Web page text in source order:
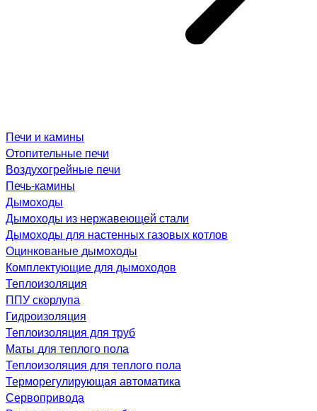
Печи и камины
Отопительные печи
Воздухогрейные печи
Печь-камины
Дымоходы
Дымоходы из нержавеющей стали
Дымоходы для настенных газовых котлов
Оцинкованые дымоходы
Комплектующие для дымоходов
Теплоизоляция
ППУ скорлупа
Гидроизоляция
Теплоизоляция для труб
Маты для теплого пола
Теплоизоляция для теплого пола
Терморегулирующая автоматика
Сервопривода